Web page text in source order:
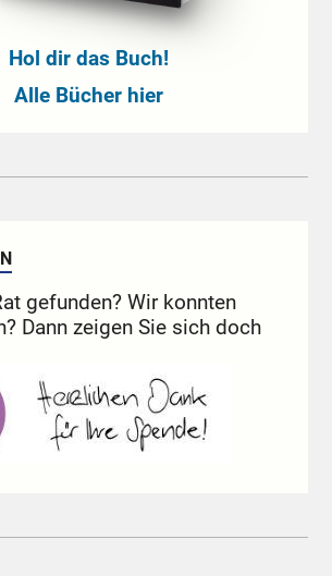
Hol dir das Buch!
Alle Bücher hier
gefunden? Wir konnten
Dann zeigen Sie sich doch